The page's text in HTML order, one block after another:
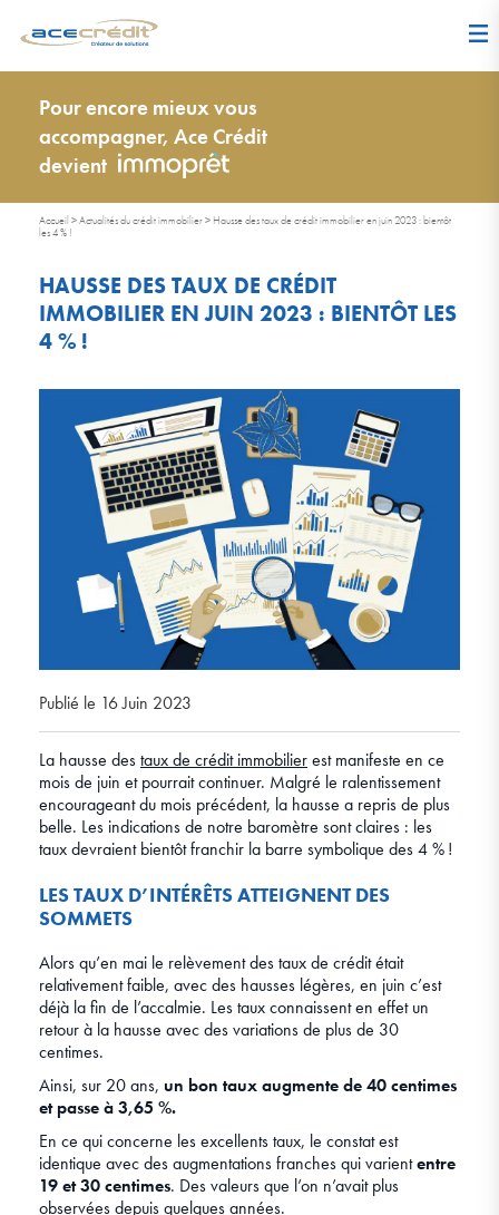
Pour encore mieux vous
accompagner, Ace Crédit
devient
Accueil >Actualités du crédit immobilier> Hausse des taux de crédit immobilier en juin 2023 : bientôt
les 4 % !
HAUSSE DES TAUX DE CRÉDIT
IMMOBILIER EN JUIN 2023 : BIENTÔT LES
4 % !
Publié le 16 Juin 2023
La hausse destaux de crédit immobilierest manifeste en ce
mois de juin et pourrait continuer. Malgré le ralentissement
encourageant du mois précédent, la hausse a repris de plus
belle. Les indications de notre baromètre sont claires : les
taux devraient bientôt franchir la barre symbolique des 4 % !
LES TAUX D’INTÉRÊTS ATTEIGNENT DES
SOMMETS
Alors qu’en mai le relèvement des taux de crédit était
relativement faible, avec des hausses légères, en juin c’est
déjà la fin de l’accalmie. Les taux connaissent en effet un
retour à la hausse avec des variations de plus de 30
centimes.
Ainsi, sur 20 ans, un bon taux augmente de 40 centimes
et passe à 3,65 %.
En ce qui concerne les excellents taux, le constat est
identique avec des augmentations franches qui variententre
19 et 30 centimes. Des valeurs que l’on n’avait plus
observées depuis quelques années.